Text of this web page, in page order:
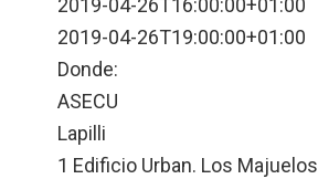
2019-04-26T16:00:00+01:00
2019-04-26T19:00:00+01:00
Donde:
ASECU
Lapilli
1 Edificio Urban. Los Majuelos